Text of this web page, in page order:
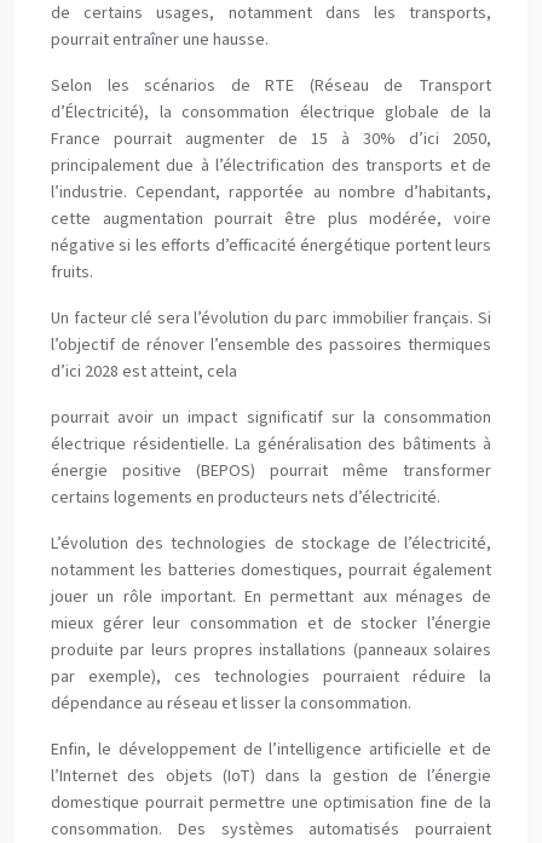
de certains usages, notamment dans les transports,
pourrait entraîner une hausse.
Selon les scénarios de RTE (Réseau de Transport
d’Électricité), la consommation électrique globale de la
France pourrait augmenter de 15 à 30% d’ici 2050,
principalement due à l’électrification des transports et de
l’industrie. Cependant, rapportée au nombre d’habitants,
cette augmentation pourrait être plus modérée, voire
négative si les efforts d’efficacité énergétique portent leurs
fruits.
Un facteur clé sera l’évolution du parc immobilier français. Si
l’objectif de rénover l’ensemble des passoires thermiques
d’ici 2028 est atteint, cela
pourrait avoir un impact significatif sur la consommation
électrique résidentielle. La généralisation des bâtiments à
énergie positive (BEPOS) pourrait même transformer
certains logements en producteurs nets d’électricité.
L’évolution des technologies de stockage de l’électricité,
notamment les batteries domestiques, pourrait également
jouer un rôle important. En permettant aux ménages de
mieux gérer leur consommation et de stocker l’énergie
produite par leurs propres installations (panneaux solaires
par exemple), ces technologies pourraient réduire la
dépendance au réseau et lisser la consommation.
Enfin, le développement de l’intelligence artificielle et de
l’Internet des objets (IoT) dans la gestion de l’énergie
domestique pourrait permettre une optimisation fine de la
consommation. Des systèmes automatisés pourraient